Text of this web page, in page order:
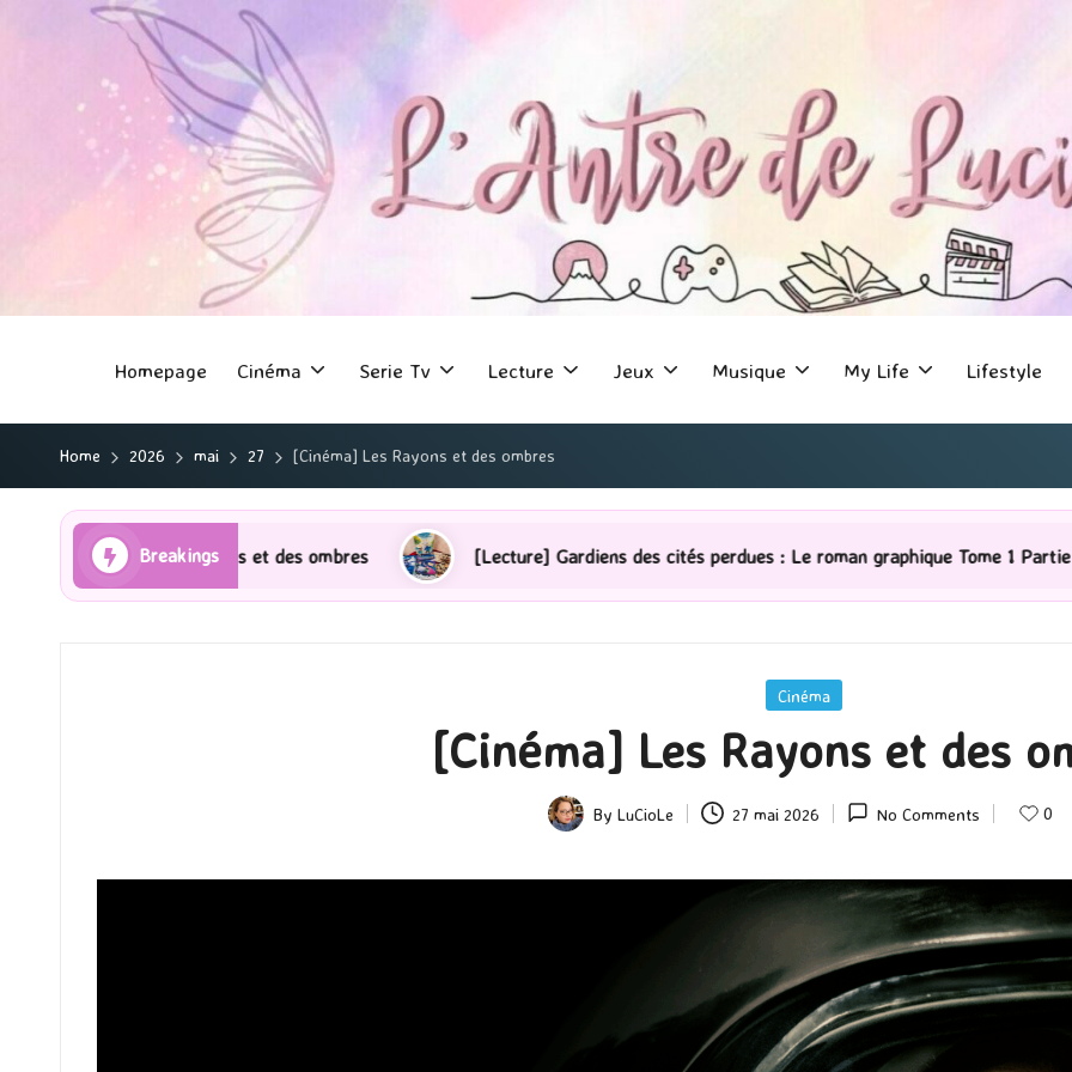
Homepage Cinéma Serie Tv Lecture Jeux Musique My Life Lifestyle
Home 2026 mai 27 [Cinéma] Les Rayons et des ombres
Breakings
et des ombres [Lecture] Gardiens des cités perdues : Le roman graphique Tome 1 Partie 2 [Série TV]
Posted
Cinéma
[Cinéma] Les Rayons et des
Posted
ByLuCioLe 27 mai 2026 No Comments 0